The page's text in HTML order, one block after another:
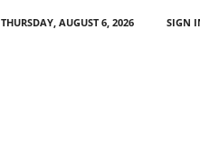
THURSDAY, AUGUST 6, 2026 SIGN